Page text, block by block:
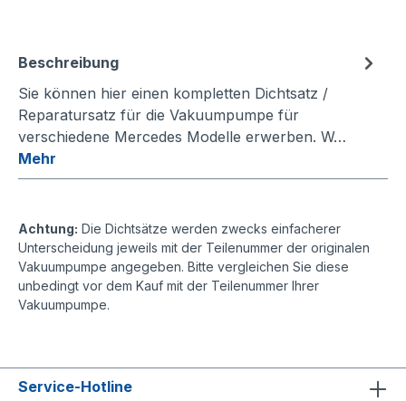
Beschreibung
Sie können hier einen kompletten Dichtsatz /
Reparatursatz für die Vakuumpumpe für
verschiedene Mercedes Modelle erwerben. W…
Mehr
Achtung: Die Dichtsätze werden zwecks einfacherer
Unterscheidung jeweils mit der Teilenummer der originalen
Vakuumpumpe angegeben. Bitte vergleichen Sie diese
unbedingt vor dem Kauf mit der Teilenummer Ihrer
Vakuumpumpe.
Service-Hotline